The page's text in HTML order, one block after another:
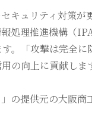
ュリティ対策が
処理推進機構（
。「攻撃は完全
の向上に貢献しま
の提供元の大阪